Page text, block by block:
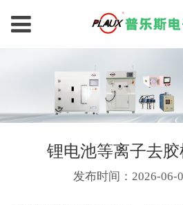
锂电池等离子去胶
发布时间：2026-06-